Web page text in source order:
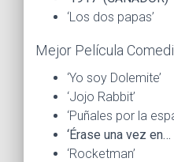
‘Los dos papas’
Mejor Película
‘Yo soy Dolemite’
‘Jojo Rabbit’
‘Puñales por la
‘Érase una vez
‘Rocketman’